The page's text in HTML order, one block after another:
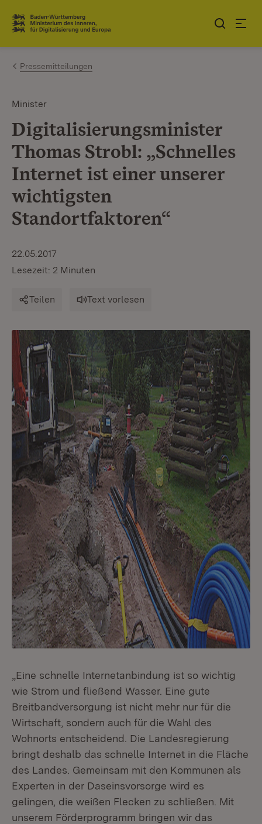
Zum Inhalt springen
Link zur Startseite
Pressemitteilungen
Minister
Digitalisierungsminister
Thomas Strobl: „Schnelles
Internet ist einer unserer
wichtigsten
Standortfaktoren“
22.05.2017
Lesezeit: 2 Minuten
Teilen Text vorlesen
„Eine schnelle Internetanbindung ist so wichtig
wie Strom und fließend Wasser. Eine gute
Breitbandversorgung ist nicht mehr nur für die
Wirtschaft, sondern auch für die Wahl des
Wohnorts entscheidend. Die Landesregierung
bringt deshalb das schnelle Internet in die Fläche
des Landes. Gemeinsam mit den Kommunen als
Experten in der Daseinsvorsorge wird es
gelingen, die weißen Flecken zu schließen. Mit
unserem Förderprogramm bringen wir das